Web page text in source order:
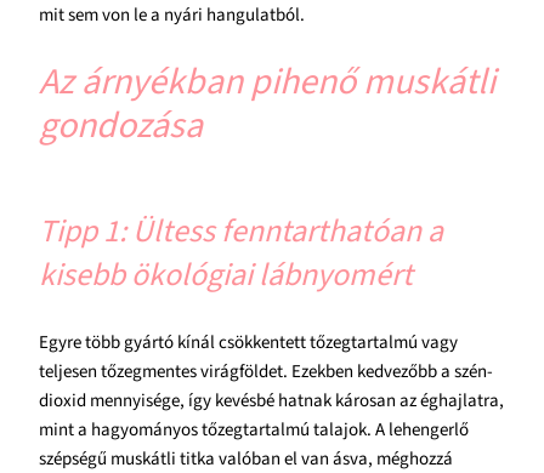
mit sem von le a nyári hangulatból.
Az árnyékban pihenő muskátli
gondozása
Tipp 1: Ültess fenntarthatóan a
kisebb ökológiai lábnyomért
Egyre több gyártó kínál csökkentett tőzegtartalmú vagy
teljesen tőzegmentes virágföldet. Ezekben kedvezőbb a szén-
dioxid mennyisége, így kevésbé hatnak károsan az éghajlatra,
mint a hagyományos tőzegtartalmú talajok. A lehengerlő
szépségű muskátli titka valóban el van ásva, méghozzá